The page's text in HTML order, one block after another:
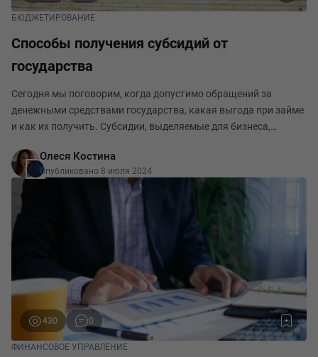
БЮДЖЕТИРОВАНИЕ
Способы получения субсидий от
государства
Сегодня мы поговорим, когда допустимо обращений за
денежными средствами государства, какая выгода при займе
и как их получить. Субсидии, выделяемые для бизнеса,
организаций, которые государство выделяет, руково
Олеся Костина
Опубликовано 8 июля 2024
430 0
ФИНАНСОВОЕ УПРАВЛЕНИЕ